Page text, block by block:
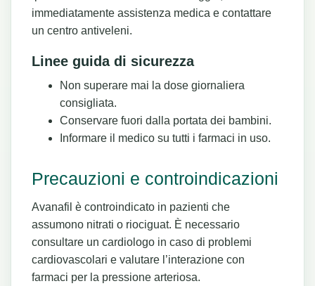
immediatamente assistenza medica e contattare
un centro antiveleni.
Linee guida di sicurezza
Non superare mai la dose giornaliera
consigliata.
Conservare fuori dalla portata dei bambini.
Informare il medico su tutti i farmaci in uso.
Precauzioni e controindicazioni
Avanafil è controindicato in pazienti che
assumono nitrati o riociguat. È necessario
consultare un cardiologo in caso di problemi
cardiovascolari e valutare l’interazione con
farmaci per la pressione arteriosa.